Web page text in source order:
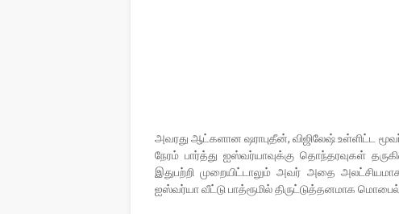
அவரது ஆட்களான ஷராபுதீன், விஜிலேஷ் உள்ளிட்ட
நேரம் பார்த்து ஐஸ்வர்யாவுக்கு தொந்தரவுகள்
இதுபற்றி முறையிட்டாலும் அவர் அதை
ஐஸ்வர்யா வீட்டு பாத்ரூமில் திருட்டுத்தனமாக